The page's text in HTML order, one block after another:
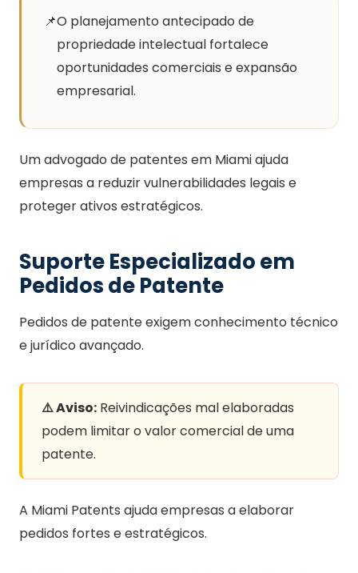
📌O planejamento antecipado de
propriedade intelectual fortalece
oportunidades comerciais e expansão
empresarial.
Um advogado de patentes em Miami ajuda
empresas a reduzir vulnerabilidades legais e
proteger ativos estratégicos.
Suporte Especializado em
Pedidos de Patente
Pedidos de patente exigem conhecimento técnico
e jurídico avançado.
⚠️ Aviso: Reivindicações mal elaboradas
podem limitar o valor comercial de uma
patente.
A Miami Patents ajuda empresas a elaborar
pedidos fortes e estratégicos.